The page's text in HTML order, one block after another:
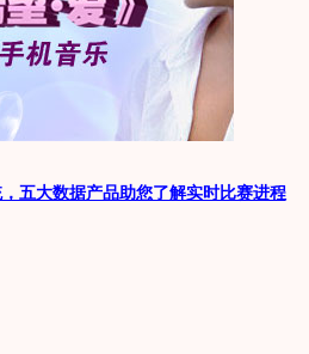
五大数据产品助您了解实时比赛进程